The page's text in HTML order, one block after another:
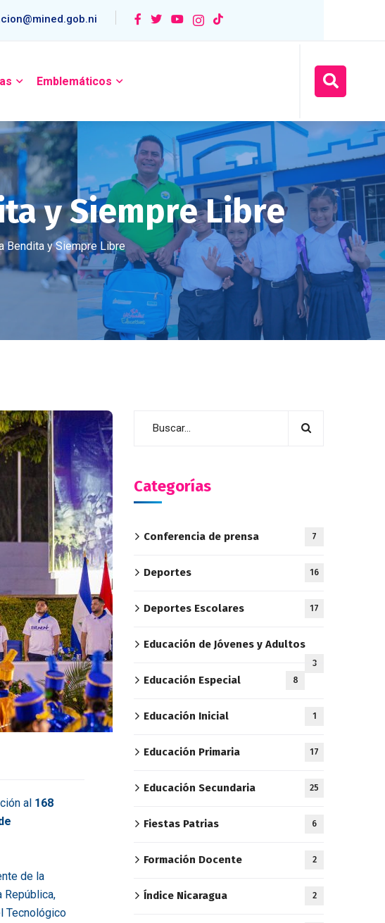
Emblemáticos
y Siempre Libre
Bendita y Siempre Libre
al 168
de la
República,
Tecnológico
Categorías
Conferencia de prensa 7
Deportes 16
Deportes Escolares 17
Educación de Jóvenes y Adultos
3
Educación Especial 8
Educación Inicial 1
Educación Primaria 17
Educación Secundaria 25
Fiestas Patrias 6
Formación Docente 2
Índice Nicaragua 2